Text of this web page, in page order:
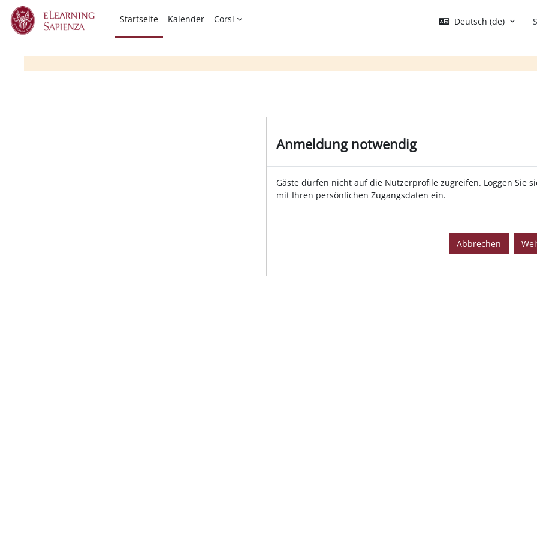
Zum Hauptinhalt
Startseite Kalender Corsi Deutsch ‎(de)‎
Anmeldung notwendig
Gäste dürfen nicht auf die Nutzerprofile zugreifen. Loggen Sie
mit Ihren persönlichen Zugangsdaten ein.
Abbrechen